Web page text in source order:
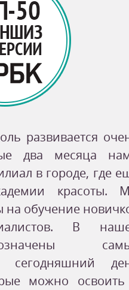
развивается
два месяца
в городе, где
красоты.
на обучение
В
сегодняшний
можно